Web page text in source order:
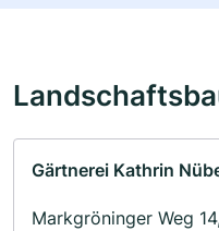
Gärtnerei Kathrin
Markgröninger Weg